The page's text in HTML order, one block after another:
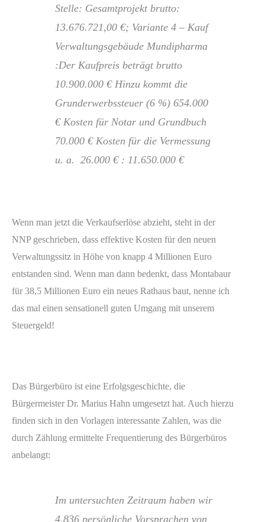
Stelle: Gesamtprojekt brutto:
13.676.721,00 €; Variante 4 – Kauf
Verwaltungsgebäude Mundipharma
:Der Kaufpreis beträgt brutto
10.900.000 € Hinzu kommt die
Grunderwerbssteuer (6 %) 654.000
€ Kosten für Notar und Grundbuch
70.000 € Kosten für die Vermessung
u. a. 26.000 € : 11.650.000 €
Wenn man jetzt die Verkaufserlöse abzieht, steht in der
NNP geschrieben, dass effektive Kosten für den neuen
Verwaltungssitz in Höhe von knapp 4 Millionen Euro
entstanden sind. Wenn man dann bedenkt, dass Montabaur
für 38,5 Millionen Euro ein neues Rathaus baut, nenne ich
das mal einen sensationell guten Umgang mit unserem
Steuergeld!
Das Bürgerbüro ist eine Erfolgsgeschichte, die
Bürgermeister Dr. Marius Hahn umgesetzt hat. Auch hierzu
finden sich in den Vorlagen interessante Zahlen, was die
durch Zählung ermittelte Frequentierung des Bürgerbüros
anbelangt:
Im untersuchten Zeitraum haben wir
4.836 persönliche Vorsprachen von